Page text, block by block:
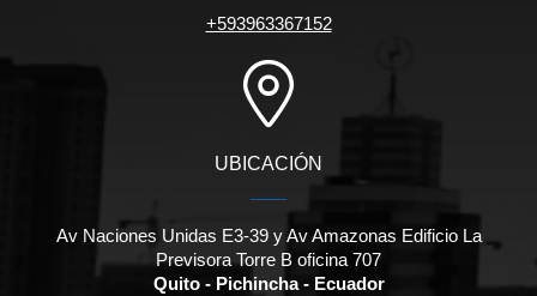
+593963367152
UBICACIÓN
Av Naciones Unidas E3-39 y Av Amazonas Edificio La
Previsora Torre B oficina 707
Quito - Pichincha - Ecuador